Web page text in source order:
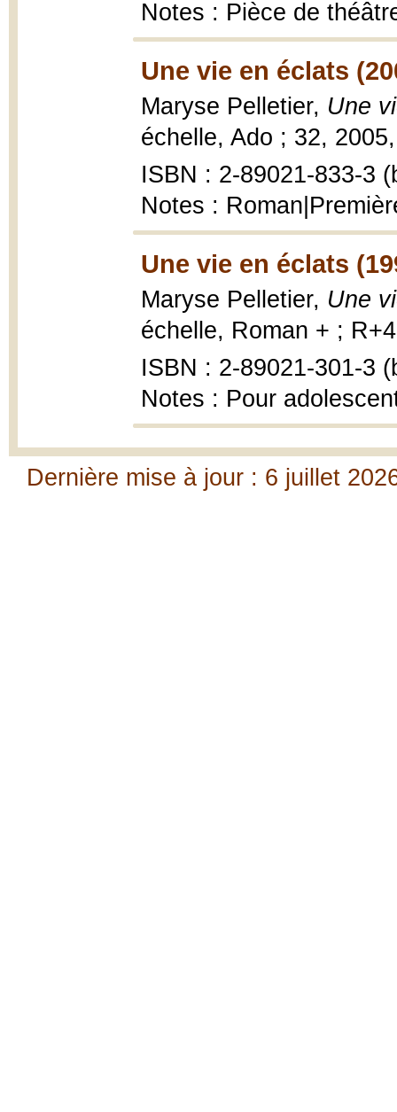
Notes : Pièce de
Une vie en éclats
Maryse Pelletier, Une
échelle, Ado ; 32,
ISBN : 2-89021-833-3
Notes :
Une vie en éclats
Maryse Pelletier, Une
échelle, Roman + ;
ISBN : 2-89021-301-3
Notes : Pour
Dernière mise à jour : 6 juillet